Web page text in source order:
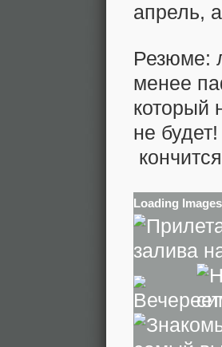
апрель,
Резюме:
менее
который
не
Loading Images